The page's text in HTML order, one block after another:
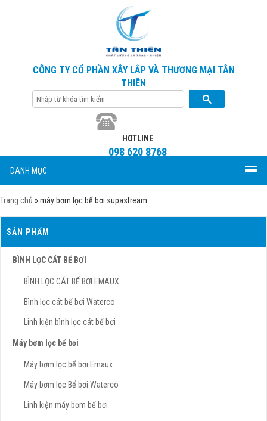
CÔNG TY CỔ PHẦN XÂY LẮP VÀ THƯƠNG MẠI TÂN
THIÊN
HOTLINE
098 620 8768
DANH MỤC
Trang chủ »máy bơm lọc bể bơi supastream
SẢN PHẨM
BÌNH LỌC CÁT BỂ BƠI
BÌNH LỌC CÁT BỂ BƠI EMAUX
Bình lọc cát bể bơi Waterco
Linh kiện bình lọc cát bể bơi
Máy bơm lọc bể bơi
Máy bơm lọc bể bơi Emaux
Máy bơm lọc Bể bơi Waterco
Linh kiện máy bơm bể bơi